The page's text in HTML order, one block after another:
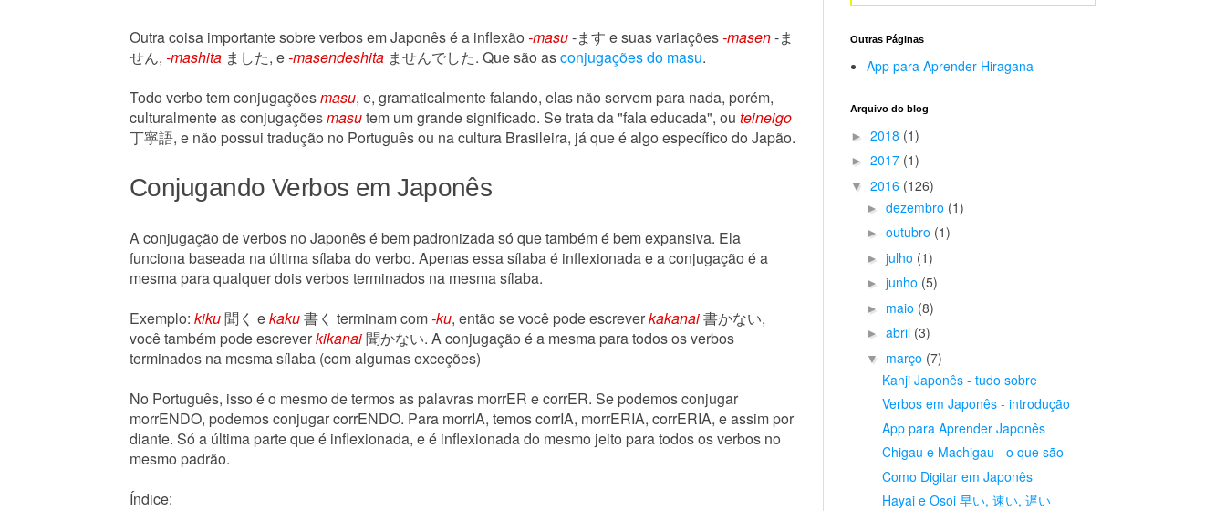
Outra coisa importante sobre verbos em Japonês é a inflexão -masu-ます e suas variações-masen-ま
せん, -mashita ました, e-masendeshita ませんでした. Que são asconjugações do masu.
Todo verbo tem conjugaçõesmasu, e, gramaticalmente falando, elas não servem para nada, porém,
culturalmente as conjugaçõesmasutem um grande significado. Se trata da "fala educada", ou teineigo
丁寧語, e não possui tradução no Português ou na cultura Brasileira, já que é algo específico do Japão.
Conjugando Verbos em Japonês
A conjugação de verbos no Japonês é bem padronizada só que também é bem expansiva. Ela
funciona baseada na última sílaba do verbo. Apenas essa sílaba é inflexionada e a conjugação é a
mesma para qualquer dois verbos terminados na mesma sílaba.
Exemplo: kiku聞く ekaku書く terminam com-ku, então se você pode escreverkakanai書かない,
você também pode escreverkikanai聞かない. A conjugação é a mesma para todos os verbos
terminados na mesma sílaba (com algumas exceções)
No Português, isso é o mesmo de termos as palavras morrER e corrER. Se podemos conjugar
morrENDO, podemos conjugar corrENDO. Para morrIA, temos corrIA, morrERIA, corrERIA, e assim por
diante. Só a última parte que é inflexionada, e é inflexionada do mesmo jeito para todos os verbos no
mesmo padrão.
Índice:
Outras Páginas
App para Aprender Hiragana
Arquivo do blog
► 2018 (1)
► 2017 (1)
▼ 2016 (126)
► dezembro (1)
► outubro (1)
► julho (1)
► junho (5)
► maio (8)
► abril (3)
▼ março (7)
Kanji Japonês - tudo sobre
Verbos em Japonês - introdução
App para Aprender Japonês
Chigau e Machigau - o que são
Como Digitar em Japonês
Hayai e Osoi 早い, 速い, 遅い